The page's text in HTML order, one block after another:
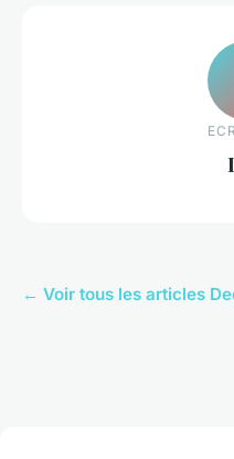
← Voir tous les articles